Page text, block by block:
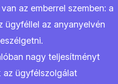
az emberrel szemben: a
ügyféllel az anyanyelvén
nagy teljesítményt
az ügyfélszolgálat